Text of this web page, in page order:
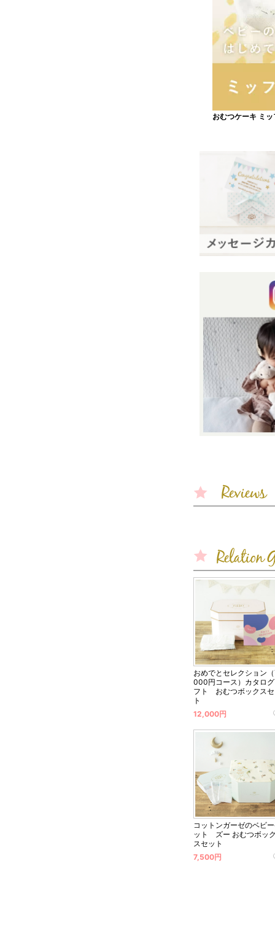
おむつケーキ ミ
おめでとセレクション
000円コース）カタロ
フト おむつボックス
ト
12,000円
コットンガーゼのベビ
ット ズー おむつボッ
スセット
7,500円